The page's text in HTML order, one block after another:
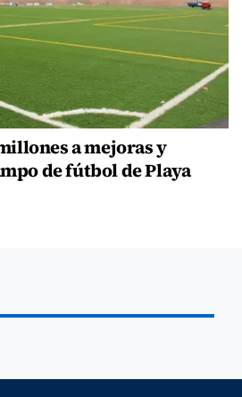
a mejoras y
de fútbol de Playa